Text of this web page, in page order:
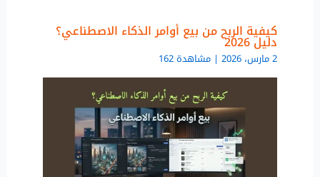
كيفية الربح من بيع أوامر الذكاء الاصطناعي؟
دليل 2026
2 مارس، 2026 | مشاهدة 162